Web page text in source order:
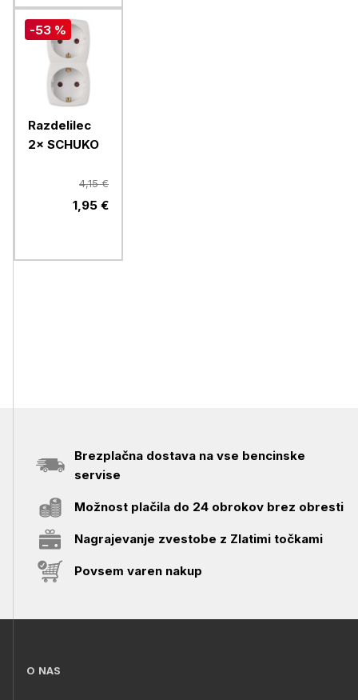
-53 %
Razdelilec
2× SCHUKO
4,15 €
1,95 €
Brezplačna dostava na vse bencinske
servise
Možnost plačila do 24 obrokov brez obresti
Nagrajevanje zvestobe z Zlatimi točkami
Povsem varen nakup
O NAS